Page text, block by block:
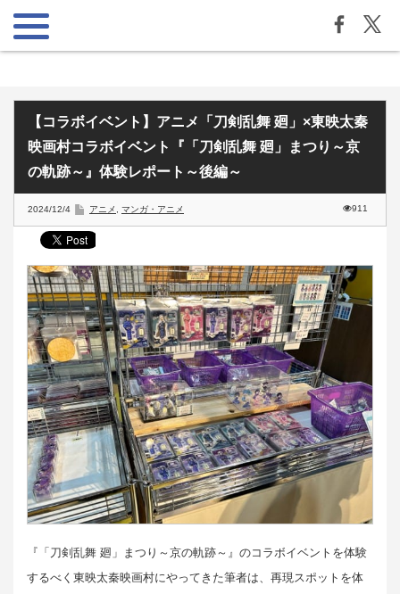
【コラボイベント】アニメ「刀剣乱舞 廻」×東映太秦
映画村コラボイベント『「刀剣乱舞 廻」まつり～京
の軌跡～』体験レポート～後編～
2024/12/4 アニメ マンガ・アニメ 911
『「刀剣乱舞 廻」まつり～京の軌跡～』のコラボイベントを体験
するべく東映太秦映画村にやってきた筆者は、再現スポットを体